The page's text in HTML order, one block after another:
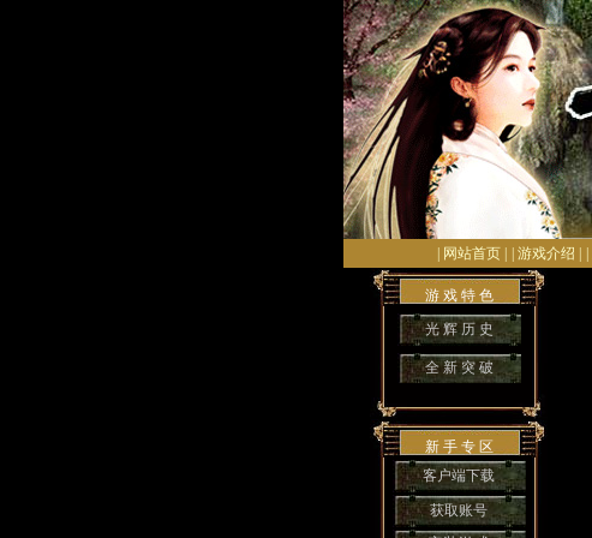
| 网站首页 | | 游戏介绍 |
游 戏 特 色
光 辉 历 史
全 新 突 破
新 手 专 区
客户端下载
获取账号